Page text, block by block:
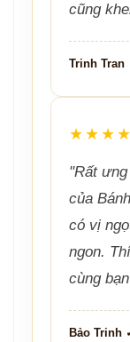
cũng
Trinh
"Rất
của
có vị
ngon.
cùng
Bảo Trinh